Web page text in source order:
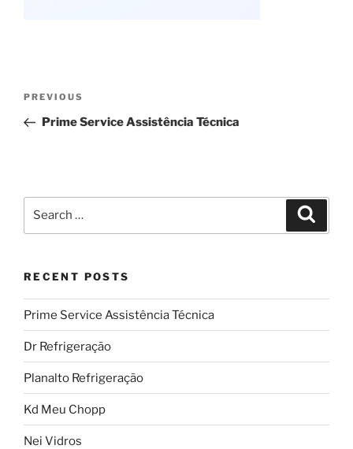
Previous
Post
PREVIOUS
Prime Service Assistência Técnica
RECENT POSTS
Prime Service Assistência Técnica
Dr Refrigeração
Planalto Refrigeração
Kd Meu Chopp
Nei Vidros